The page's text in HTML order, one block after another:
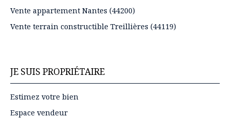
Vente appartement Nantes (44200)
Vente terrain constructible Treillières (44119)
JE SUIS PROPRIÉTAIRE
Estimez votre bien
Espace vendeur